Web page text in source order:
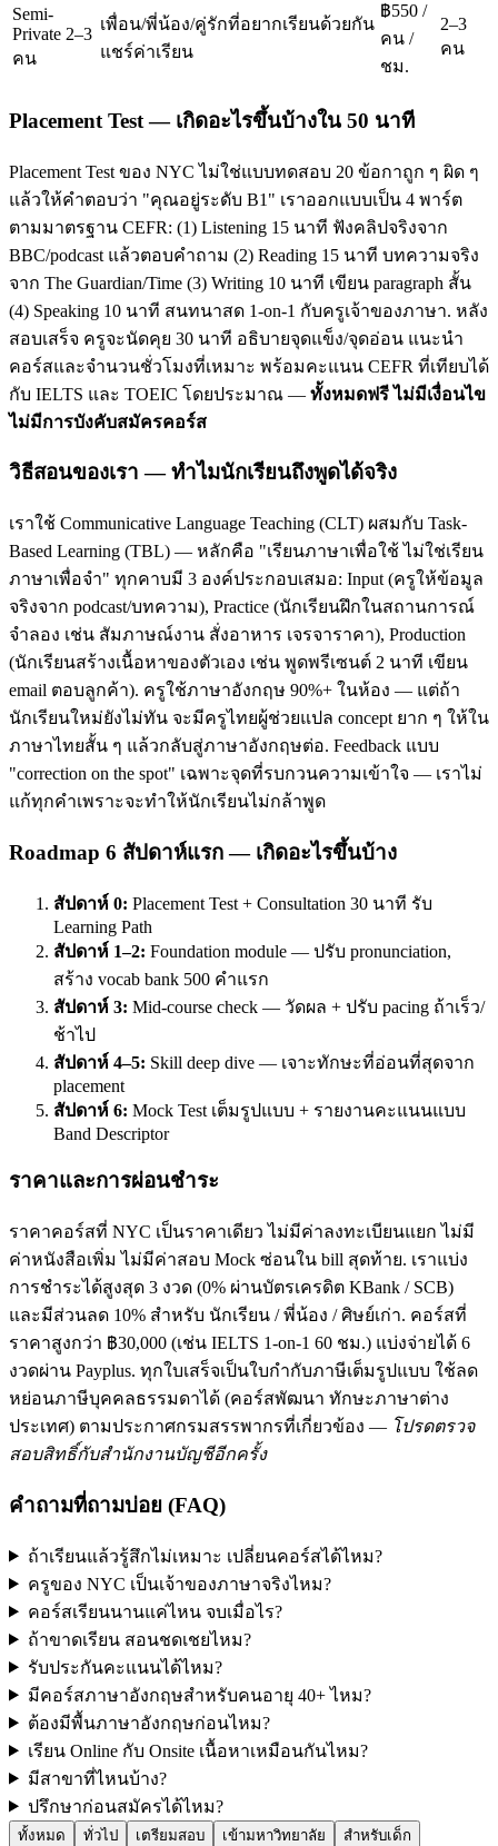
Semi-
Private 2–3
คน
เพื่อน/พี่น้อง/คู่รักที่อยากเรียนด้วยกัน
แชร์ค่าเรียน
฿550 /
คน /
ชม.
2–3
คน
Placement Test — เกิดอะไรขึ้นบ้างใน 50 นาที
Placement Test ของ NYC ไม่ใช่แบบทดสอบ 20 ข้อกาถูก ๆ ผิด ๆ
แล้วให้คำตอบว่า "คุณอยู่ระดับ B1" เราออกแบบเป็น 4 พาร์ต
ตามมาตรฐาน CEFR: (1) Listening 15 นาที ฟังคลิปจริงจาก
BBC/podcast แล้วตอบคำถาม (2) Reading 15 นาที บทความจริง
จาก The Guardian/Time (3) Writing 10 นาที เขียน paragraph สั้น
(4) Speaking 10 นาที สนทนาสด 1-on-1 กับครูเจ้าของภาษา. หลัง
สอบเสร็จ ครูจะนัดคุย 30 นาที อธิบายจุดแข็ง/จุดอ่อน แนะนำ
คอร์สและจำนวนชั่วโมงที่เหมาะ พร้อมคะแนน CEFR ที่เทียบได้
กับ IELTS และ TOEIC โดยประมาณ — ทั้งหมดฟรี ไม่มีเงื่อนไข
ไม่มีการบังคับสมัครคอร์ส
วิธีสอนของเรา — ทำไมนักเรียนถึงพูดได้จริง
เราใช้ Communicative Language Teaching (CLT) ผสมกับ Task-
Based Learning (TBL) — หลักคือ "เรียนภาษาเพื่อใช้ ไม่ใช่เรียน
ภาษาเพื่อจำ" ทุกคาบมี 3 องค์ประกอบเสมอ: Input (ครูให้ข้อมูล
จริงจาก podcast/บทความ), Practice (นักเรียนฝึกในสถานการณ์
จำลอง เช่น สัมภาษณ์งาน สั่งอาหาร เจรจาราคา), Production
(นักเรียนสร้างเนื้อหาของตัวเอง เช่น พูดพรีเซนต์ 2 นาที เขียน
email ตอบลูกค้า). ครูใช้ภาษาอังกฤษ 90%+ ในห้อง — แต่ถ้า
นักเรียนใหม่ยังไม่ทัน จะมีครูไทยผู้ช่วยแปล concept ยาก ๆ ให้ใน
ภาษาไทยสั้น ๆ แล้วกลับสู่ภาษาอังกฤษต่อ. Feedback แบบ
"correction on the spot" เฉพาะจุดที่รบกวนความเข้าใจ — เราไม่
แก้ทุกคำเพราะจะทำให้นักเรียนไม่กล้าพูด
Roadmap 6 สัปดาห์แรก — เกิดอะไรขึ้นบ้าง
สัปดาห์ 0: Placement Test + Consultation 30 นาที รับ
Learning Path
สัปดาห์ 1–2: Foundation module — ปรับ pronunciation,
สร้าง vocab bank 500 คำแรก
สัปดาห์ 3: Mid-course check — วัดผล + ปรับ pacing ถ้าเร็ว/
ช้าไป
สัปดาห์ 4–5: Skill deep dive — เจาะทักษะที่อ่อนที่สุดจาก
placement
สัปดาห์ 6: Mock Test เต็มรูปแบบ + รายงานคะแนนแบบ
Band Descriptor
ราคาและการผ่อนชำระ
ราคาคอร์สที่ NYC เป็นราคาเดียว ไม่มีค่าลงทะเบียนแยก ไม่มี
ค่าหนังสือเพิ่ม ไม่มีค่าสอบ Mock ซ่อนใน bill สุดท้าย. เราแบ่ง
การชำระได้สูงสุด 3 งวด (0% ผ่านบัตรเครดิต KBank / SCB)
และมีส่วนลด 10% สำหรับ นักเรียน / พี่น้อง / ศิษย์เก่า. คอร์สที่
ราคาสูงกว่า ฿30,000 (เช่น IELTS 1-on-1 60 ชม.) แบ่งจ่ายได้ 6
งวดผ่าน Payplus. ทุกใบเสร็จเป็นใบกำกับภาษีเต็มรูปแบบ ใช้ลด
หย่อนภาษีบุคคลธรรมดาได้ (คอร์สพัฒนา ทักษะภาษาต่าง
ประเทศ) ตามประกาศกรมสรรพากรที่เกี่ยวข้อง — โปรดตรวจ
สอบสิทธิ์กับสำนักงานบัญชีอีกครั้ง
คำถามที่ถามบ่อย (FAQ)
ถ้าเรียนแล้วรู้สึกไม่เหมาะ เปลี่ยนคอร์สได้ไหม?
ครูของ NYC เป็นเจ้าของภาษาจริงไหม?
คอร์สเรียนนานแค่ไหน จบเมื่อไร?
ถ้าขาดเรียน สอนชดเชยไหม?
รับประกันคะแนนได้ไหม?
มีคอร์สภาษาอังกฤษสำหรับคนอายุ 40+ ไหม?
ต้องมีพื้นภาษาอังกฤษก่อนไหม?
เรียน Online กับ Onsite เนื้อหาเหมือนกันไหม?
มีสาขาที่ไหนบ้าง?
ปรึกษาก่อนสมัครได้ไหม?
ทั้งหมด ทั่วไป เตรียมสอบ เข้ามหาวิทยาลัย สำหรับเด็ก